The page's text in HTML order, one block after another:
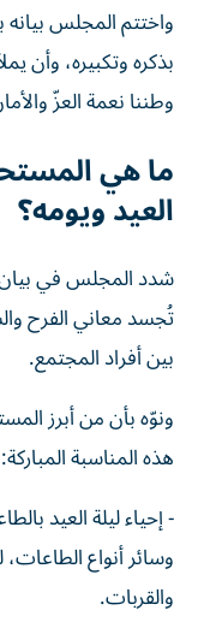
واختتم المجلس بيانه
بذكره وتكبيره، وأن
وطننا نعمة العزّ
ما هي
العيد ويومه؟
شدد المجلس في بيان
تُجسد معاني الفرح
بين أفراد المجتمع.
ونوّه بأن من أبرز
هذه المناسبة المباركة:
- إحياء ليلة العيد
وسائر أنواع
والقربات.